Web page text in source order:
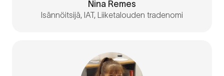
Nina Remes
Isännöitsijä, IAT, Liiketalouden tradenomi